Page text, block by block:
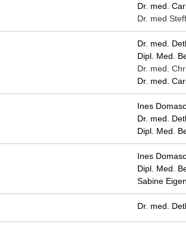
Dr. med.
Dr. med
Dr. med.
Dipl. Med.
Dr. med.
Dr. med.
Ines
Dr. med.
Dipl. Med.
Ines
Dipl. Med.
Sabine
Dr. med.